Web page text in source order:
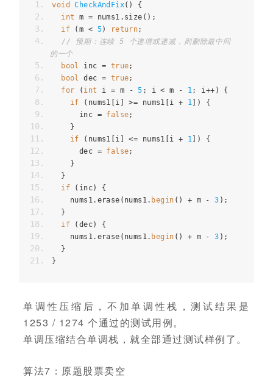
void CheckAndFix()
{
int
m = nums1 . size ();
if
( m < 5) return;
// 预期：连续 5 个递增或递减，则删除最中间
的一个
bool
inc = true;
bool
dec = true;
for
( int i = m - 5 ; i < m - 1; i++ )
{
if
( nums1 i >= nums1 i + 1 ])
{
inc = false;
}
if
( nums1 i <= nums1 i + 1 ])
{
dec = false;
}
}
if
( inc)
{
nums1. erase ( nums1. begin () + m - 3 );
}
if
( dec)
{
nums1. erase ( nums1. begin () + m - 3 );
}
}
单调性压缩后，不加单调性栈，测试结果是
1253 / 1274 个通过的测试用例。
单调压缩结合单调栈，就全部通过测试样例了。
算法7：原题股票卖空